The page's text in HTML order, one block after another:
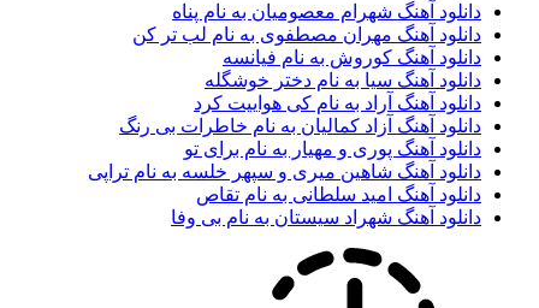
دانلود آهنگ شهرام معصومیان به نام پناه
دانلود آهنگ مهران مصطفوی به نام لب تر کن
دانلود آهنگ کوروش به نام فیانسه
دانلود آهنگ سیا به نام دختر خوشگله
دانلود آهنگ آراد به نام کی هواییت کرد
دانلود آهنگ آزاد کمالیان به نام خاطرات بی رنگ
دانلود آهنگ پوری و مهیار به نام برای تو
دانلود آهنگ شاهین میری و سپهر خلسه به نام تراپی
دانلود آهنگ امید سلطانی به نام تقاص
دانلود آهنگ شهراد سیستان به نام بی وفا